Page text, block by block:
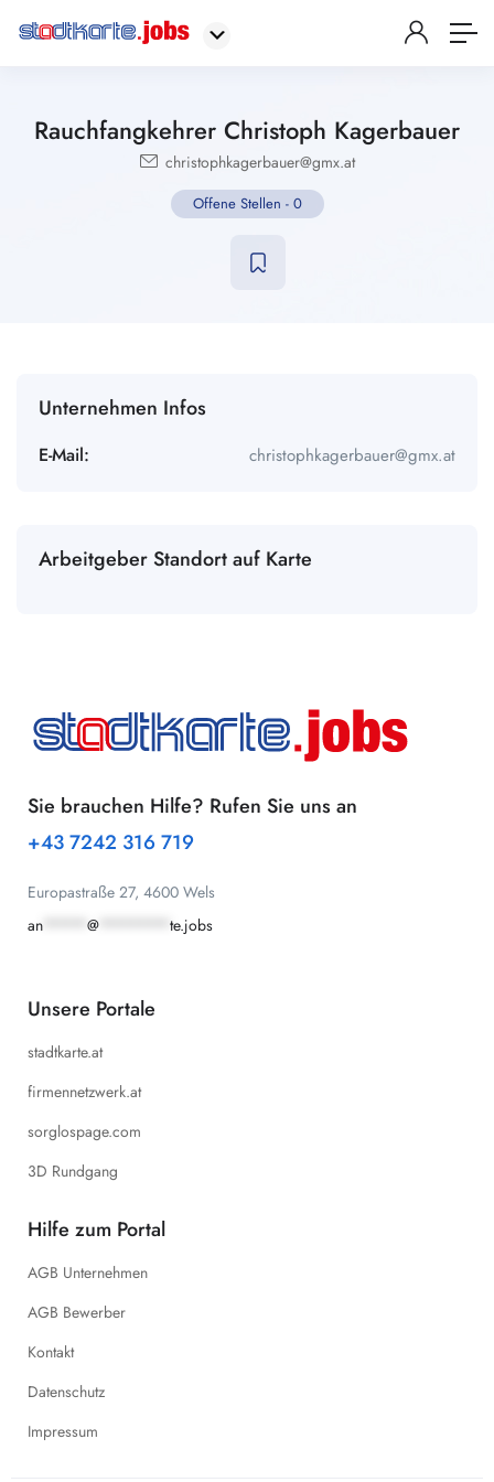
Rauchfangkehrer Christoph Kagerbauer
christophkagerbauer@gmx.at
Offene Stellen - 0
Unternehmen Infos
E-Mail: christophkagerbauer@gmx.at
Arbeitgeber Standort auf Karte
Sie brauchen Hilfe? Rufen Sie uns an
+43 7242 316 719
Europastraße 27, 4600 Wels
an
@ te.jobs
Unsere Portale
stadtkarte.at
firmennetzwerk.at
sorglospage.com
3D Rundgang
Hilfe zum Portal
AGB Unternehmen
AGB Bewerber
Kontakt
Datenschutz
Impressum